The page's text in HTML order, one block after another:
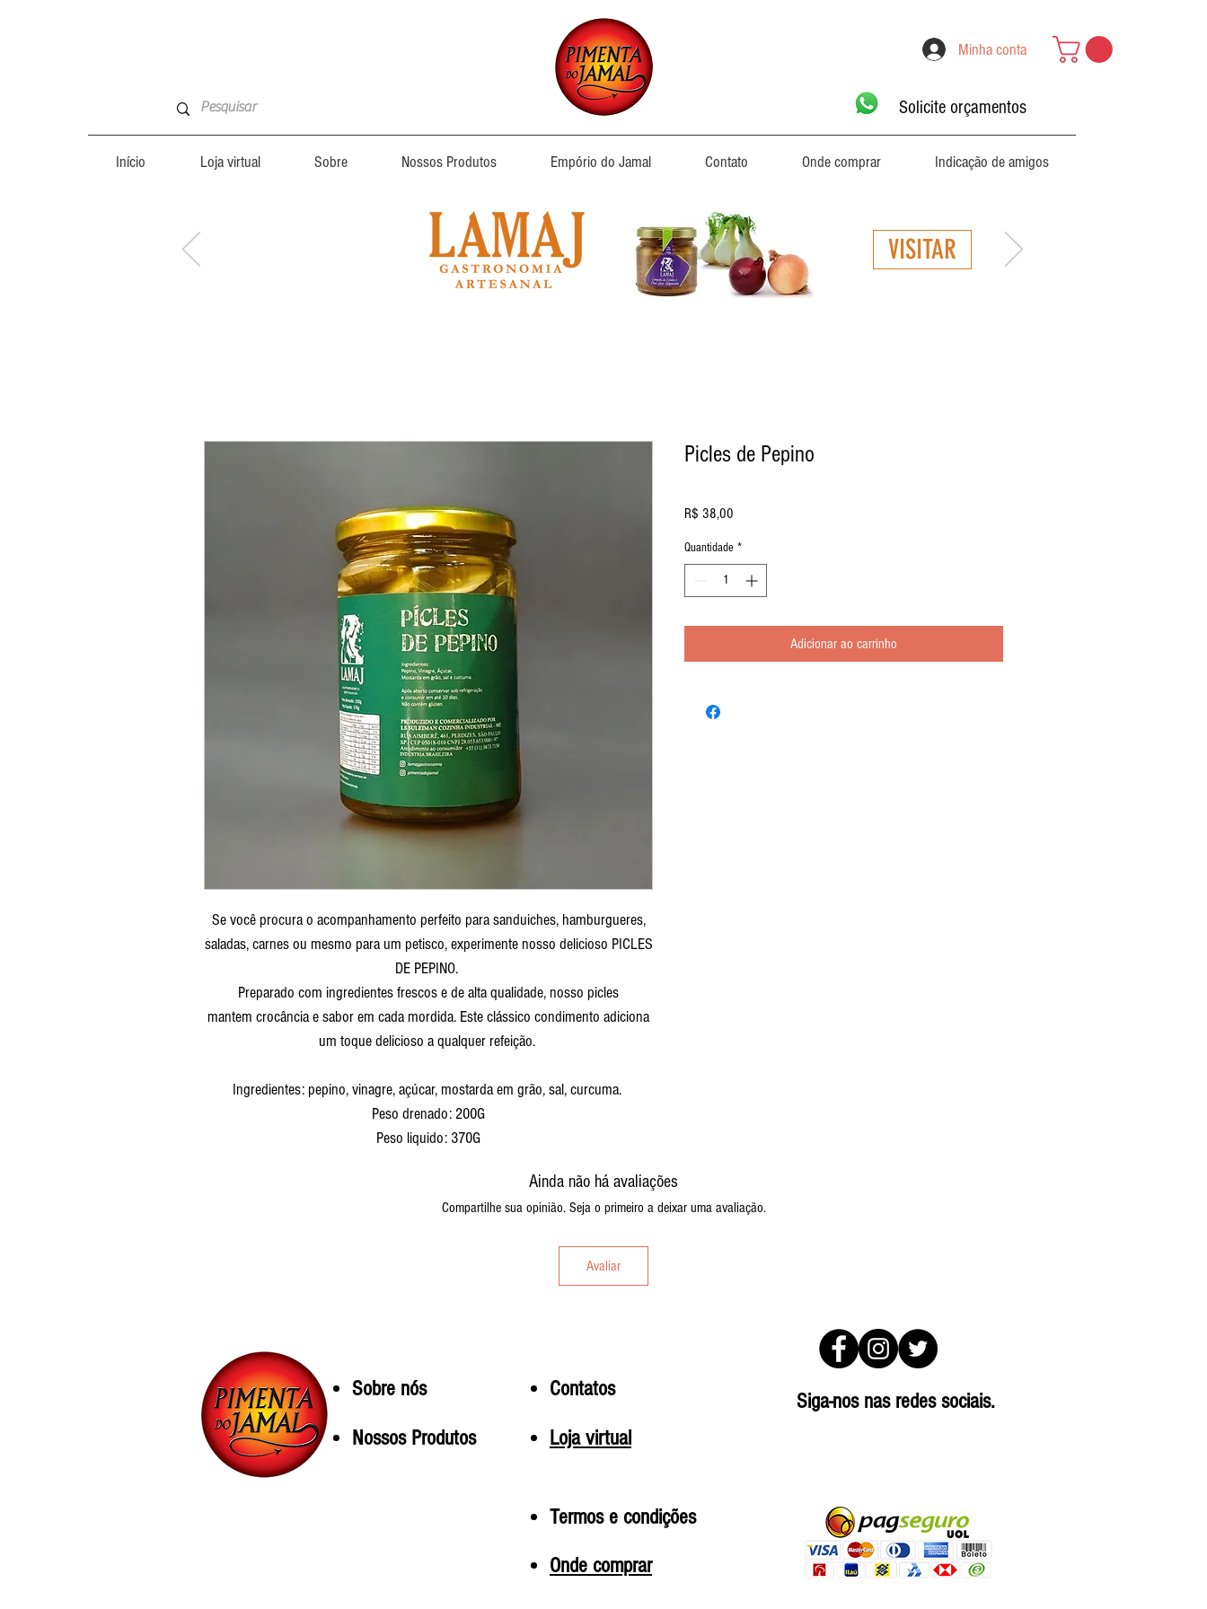
Minha conta
Solicite orçamentos
Início Loja virtual Sobre Nossos Produtos Empório do Jamal Contato Onde comprar Indicação de amigos
VISITAR
Se você procura o acompanhamento perfeito para sanduiches, hamburgueres,
saladas, carnes ou mesmo para um petisco, experimente nosso delicioso PICLES
DE PEPINO.
Preparado com ingredientes frescos e de alta qualidade, nosso picles
mantem crocância e sabor em cada mordida. Este clássico condimento adiciona
um toque delicioso a qualquer refeição.
Ingredientes: pepino, vinagre, açúcar, mostarda em grão, sal, curcuma.
Peso drenado: 200G
Peso liquido: 370G
Picles de Pepino
R$ 38,00
Quantidade *
Adicionar ao carrinho
Ainda não há avaliações
Compartilhe sua opinião. Seja o primeiro a deixar uma avaliação.
Avaliar
Sobre nós
Nossos Produtos
Contatos
Loja virtual
Siga-nos nas redes sociais.
Termos e condições
Onde comprar